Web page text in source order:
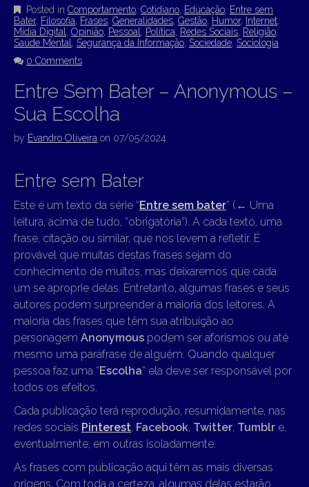
Posted in Comportamento Cotidiano Educação Entre sem
Bater, Filosofia Frases Generalidades Gestão Humor, Internet
Mídia Digital
Opinião Pessoal Política Redes Sociais Religião
Saúde Mental
Segurança da Informação Sociedade Sociologia
0 Comments
Entre Sem Bater – Anonymous –
Sua Escolha
by Evandro Oliveira on 07/05/2024
Entre sem Bater
Este é um texto da série “Entre sem bater” ( ← Uma
leitura, acima de tudo, “obrigatória”). A cada texto, uma
frase, citação ou similar, que nos levem a refletir. É
provável que muitas destas frases sejam do
conhecimento de muitos, mas deixaremos que cada
um se aproprie delas. Entretanto, algumas frases e seus
autores podem surpreender a maioria dos leitores. A
maioria das frases que têm sua atribuição ao
personagem Anonymous podem ser aforismos ou até
mesmo uma paráfrase de alguém. Quando qualquer
pessoa faz uma “Escolha” ela deve ser responsável por
todos os efeitos.
Cada publicação terá reprodução, resumidamente, nas
redes sociais Pinterest Facebook Twitter Tumblr e,
eventualmente, em outras isoladamente.
As frases com publicação aqui têm as mais diversas
origens. Com toda a certeza, algumas delas estarão